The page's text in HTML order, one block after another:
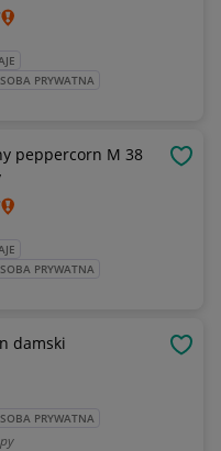
PRYWATNA
peppercorn M 38
PRYWATNA
damski
PRYWATNA